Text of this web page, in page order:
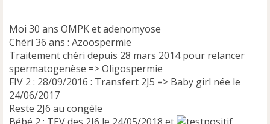
n
l
u
Moi 30 ans OMPK et adenomyose
Chéri 36 ans : Azoospermie
Traitement chéri depuis 28 mars 2014 pour relancer
spermatogenèse => Oligospermie
FIV 2 : 28/09/2016 : Transfert 2J5 => Baby girl née le
24/06/2017
Reste 2J6 au congèle